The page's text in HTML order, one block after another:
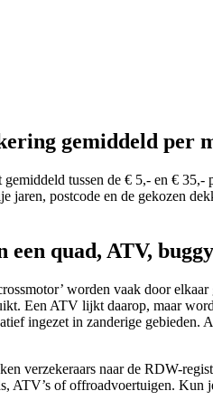
gemiddeld per
tussen de € 5,- en €
jaren, postcode en de gekozen
een quad, ATV,
worden vaak door
Een ATV lijkt daarop, maar
ingezet in zanderige
verzekeraars naar de RDW-
ATV’s of offroadvoertuigen.